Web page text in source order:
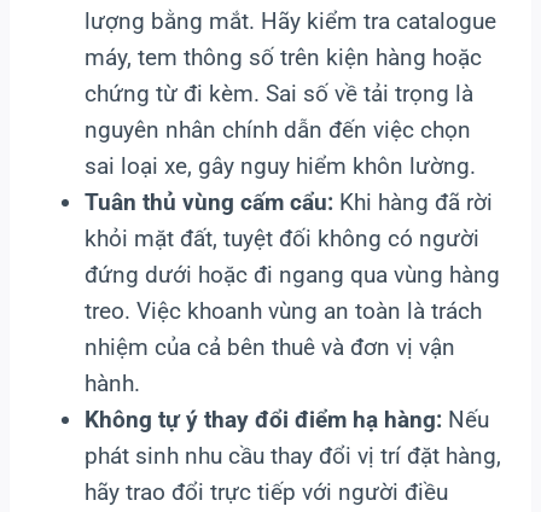
lượng bằng mắt. Hãy kiểm tra catalogue
máy, tem thông số trên kiện hàng hoặc
chứng từ đi kèm. Sai số về tải trọng là
nguyên nhân chính dẫn đến việc chọn
sai loại xe, gây nguy hiểm khôn lường.
Tuân thủ vùng cấm cẩu: Khi hàng đã rời
khỏi mặt đất, tuyệt đối không có người
đứng dưới hoặc đi ngang qua vùng hàng
treo. Việc khoanh vùng an toàn là trách
nhiệm của cả bên thuê và đơn vị vận
hành.
Không tự ý thay đổi điểm hạ hàng: Nếu
phát sinh nhu cầu thay đổi vị trí đặt hàng,
hãy trao đổi trực tiếp với người điều